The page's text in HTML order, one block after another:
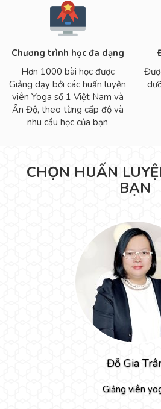
Chương trình học đa dạng
Hơn 1000 bài học được
Giảng dạy bởi các huấn luyện
viên Yoga số 1 Việt Nam và
Ấn Độ, theo từng cấp độ và
nhu cầu học của bạn
CHỌN HUẤN
BẠN
Đỗ Gia
Giảng viên